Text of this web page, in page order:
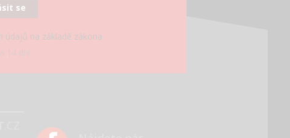
se
údajů na základě zákona
14 dní.